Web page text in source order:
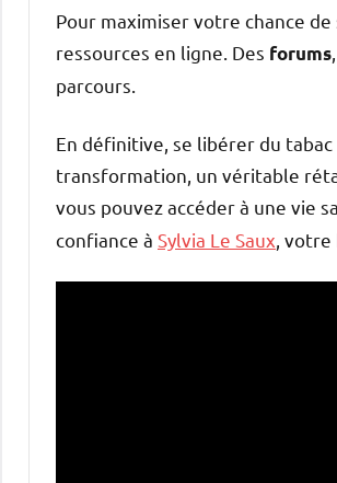
Pour maximiser votre chance
ressources en ligne. Des forums
parcours.
En définitive, se libérer du tabac
transformation, un véritable
vous pouvez accéder à une vie
confiance à Sylvia Le Saux, votre